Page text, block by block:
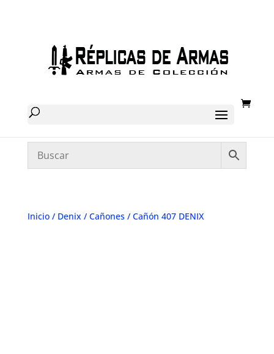
Inicio/ Denix / Cañones/ Cañón 407 DENIX